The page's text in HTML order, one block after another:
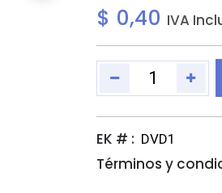
$ 0,40 IVA
EK # : DVD1
Términos y